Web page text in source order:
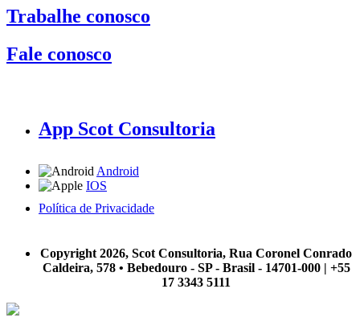
Trabalhe conosco
Fale conosco
App Scot Consultoria
Android
IOS
Política de Privacidade
Copyright 2026, Scot Consultoria, Rua Coronel Conrado
Caldeira, 578 • Bebedouro - SP - Brasil - 14701-000 | +55
17 3343 5111